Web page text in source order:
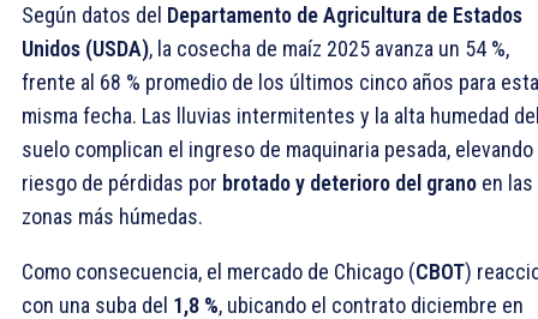
Según datos del Departamento de Agricultura de Estados
Unidos (USDA), la cosecha de maíz 2025 avanza un 54 %,
frente al 68 % promedio de los últimos cinco años para esta
misma fecha. Las lluvias intermitentes y la alta humedad
suelo complican el ingreso de maquinaria pesada, elevando
riesgo de pérdidas por brotado y deterioro del grano en las
zonas más húmedas.
Como consecuencia, el mercado de Chicago (CBOT)
con una suba del 1,8 %, ubicando el contrato diciembre en